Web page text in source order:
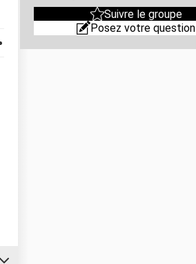
Suivre le groupe
Posez votre question